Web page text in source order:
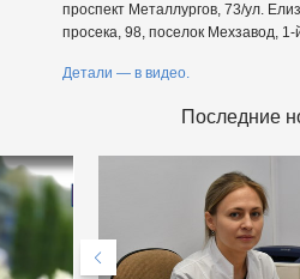
проспект Металлургов, 73/ул.
просека, 98, поселок Мехзавод, 1-
Детали — в видео.
Последние